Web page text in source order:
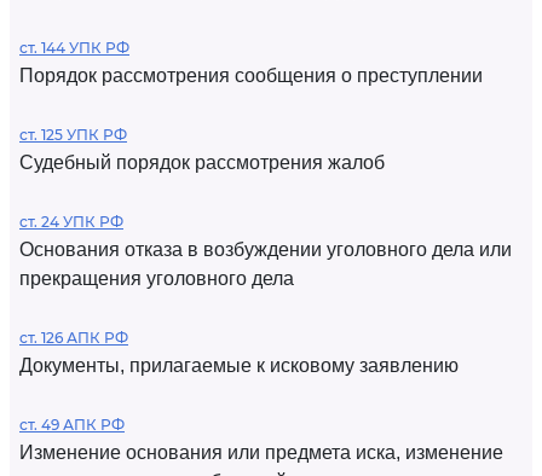
ст. 144 УПК РФ
Порядок рассмотрения сообщения о преступлении
ст. 125 УПК РФ
Судебный порядок рассмотрения жалоб
ст. 24 УПК РФ
Основания отказа в возбуждении уголовного дела или
прекращения уголовного дела
ст. 126 АПК РФ
Документы, прилагаемые к исковому заявлению
ст. 49 АПК РФ
Изменение основания или предмета иска, изменение